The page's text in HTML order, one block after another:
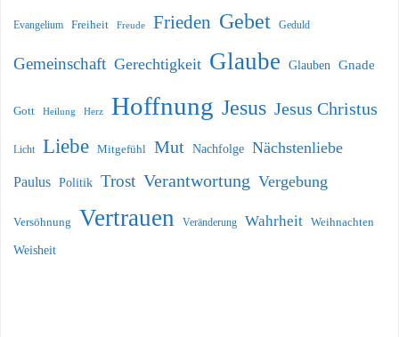
Evangelium Freiheit Freude Frieden Gebet Geduld
Gemeinschaft Gerechtigkeit Glaube Glauben Gnade
Gott Heilung Herz Hoffnung Jesus Jesus Christus
Licht Liebe Mitgefühl Mut Nachfolge Nächstenliebe
Paulus Politik Trost Verantwortung Vergebung
Versöhnung Vertrauen Veränderung Wahrheit Weihnachten
Weisheit